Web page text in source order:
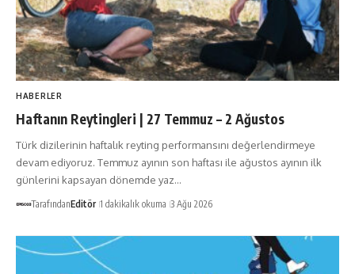
HABERLER
Haftanın Reytingleri | 27 Temmuz – 2 Ağustos
Türk dizilerinin haftalık reyting performansını değerlendirmeye
devam ediyoruz. Temmuz ayının son haftası ile ağustos ayının ilk
günlerini kapsayan dönemde yaz…
TarafındanEditör 1 dakikalık okuma 3 Ağu 2026